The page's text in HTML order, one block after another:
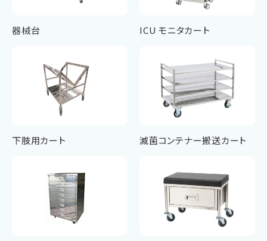
器械台 ICU モニタカート
下肢用カート 滅菌コンテナー搬送カート